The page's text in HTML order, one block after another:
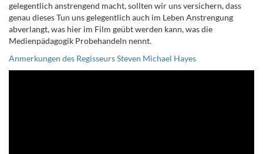
gelegentlich anstrengend macht, sollten wir uns versichern, dass
genau dieses Tun uns gelegentlich auch im Leben Anstrengung
abverlangt, was hier im Film geübt werden kann, was die
Medienpädagogik Probehandeln nennt.
Anmerkungen des Regisseurs Steven Michael Hayes